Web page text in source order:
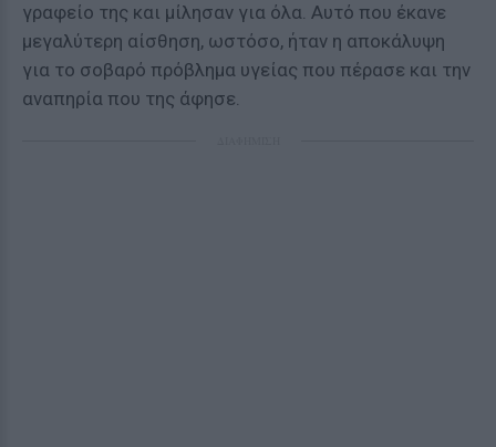
γραφείο της και μίλησαν για όλα. Αυτό που έκανε
μεγαλύτερη αίσθηση, ωστόσο, ήταν η αποκάλυψη
για το σοβαρό πρόβλημα υγείας που πέρασε και την
αναπηρία που της άφησε.